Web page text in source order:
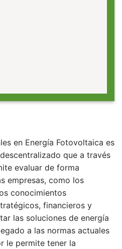
en Energía Fotovoltaica es
que a través
evaluar de forma
empresas, como los
conocimientos
financieros y
las soluciones de energía
a las normas actuales
le permite tener la